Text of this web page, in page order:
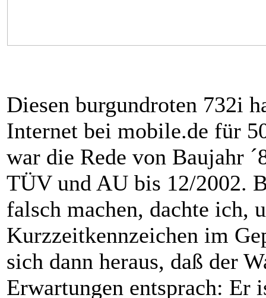
Diesen burgundroten 732i
Internet bei mobile.de für
war die Rede von Baujahr
TÜV und AU bis 12/2002.
falsch machen, dachte ich,
Kurzzeitkennzeichen im
sich dann heraus, daß der
Erwartungen entsprach: Er